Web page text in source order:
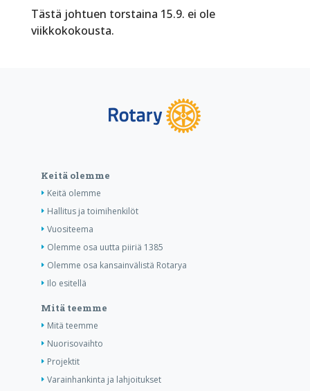
Tästä johtuen torstaina 15.9. ei ole
viikkokokousta.
Keitä olemme
Keitä olemme
Hallitus ja toimihenkilöt
Vuositeema
Olemme osa uutta piiriä 1385
Olemme osa kansainvälistä Rotarya
Ilo esitellä
Mitä teemme
Mitä teemme
Nuorisovaihto
Projektit
Varainhankinta ja lahjoitukset